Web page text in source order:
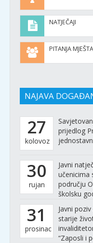
NATJEČAJI
PITANJA
NAJAVA
27
kolovoz
prijedlog
30
rujan
Javni
učenicima
području
školsku
31
prosinac
Javni
starije
“Zaposli i